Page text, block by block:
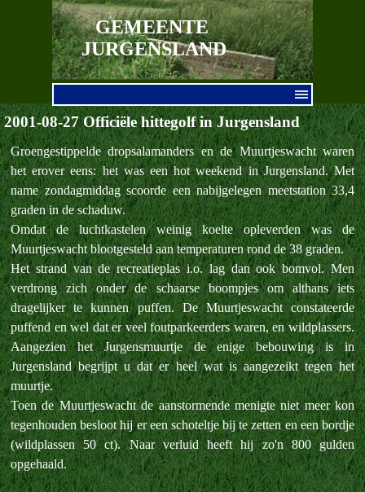
Ga naar de inhoud
GEMEENTE
JURGENSLAND
2001-08-27 Officiële hittegolf in Jurgensland
Groengestippelde dropsalamanders en de Muurtjeswacht waren
het erover eens: het was een hot weekend in Jurgensland. Met
name zondagmiddag scoorde een nabijgelegen meetstation 33,4
graden in de schaduw.
Omdat de luchtkastelen weinig koelte opleverden was de
Muurtjeswacht blootgesteld aan temperaturen rond de 38 graden.
Het strand van de recreatieplas i.o. lag dan ook bomvol. Men
verdrong zich onder de schaarse boompjes om althans iets
dragelijker te kunnen puffen. De Muurtjeswacht constateerde
puffend en wel dat er veel foutparkeerders waren, en wildplassers.
Aangezien het Jurgensmuurtje de enige bebouwing is in
Jurgensland begrijpt u dat er heel wat is aangezeikt tegen het
muurtje.
Toen de Muurtjeswacht de aanstormende menigte niet meer kon
tegenhouden besloot hij er een schoteltje bij te zetten en een bordje
(wildplassen 50 ct). Naar verluid heeft hij zo'n 800 gulden
opgehaald.